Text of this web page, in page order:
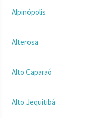
Alpinópolis
Alterosa
Alto Caparaó
Alto Jequitibá